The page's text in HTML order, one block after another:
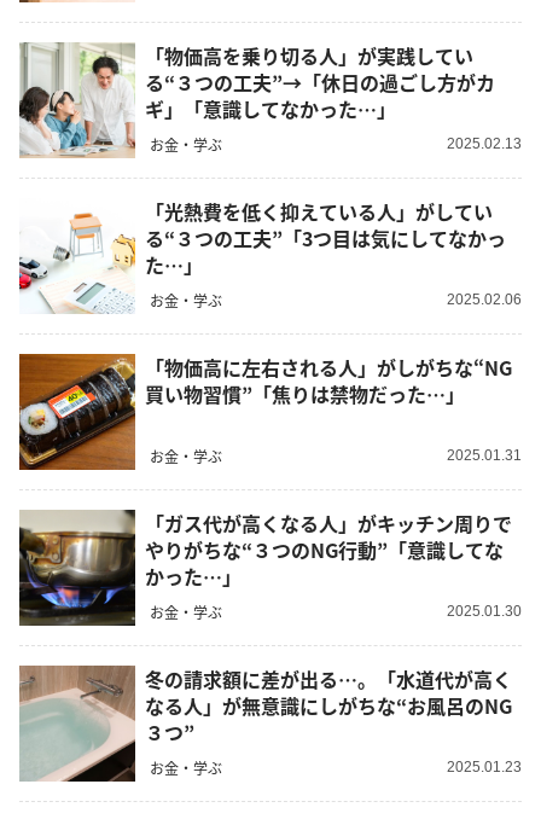
「物価高を乗り切る人」が実践してい
る“３つの工夫”→「休日の過ごし方がカ
ギ」「意識してなかった…」
お金・学ぶ 2025.02.13
「光熱費を低く抑えている人」がしてい
る“３つの工夫”「3つ目は気にしてなかっ
た…」
お金・学ぶ 2025.02.06
「物価高に左右される人」がしがちな“NG
買い物習慣”「焦りは禁物だった…」
お金・学ぶ 2025.01.31
「ガス代が高くなる人」がキッチン周りで
やりがちな“３つのNG行動”「意識してな
かった…」
お金・学ぶ 2025.01.30
冬の請求額に差が出る…。「水道代が高く
なる人」が無意識にしがちな“お風呂のNG
３つ”
お金・学ぶ 2025.01.23